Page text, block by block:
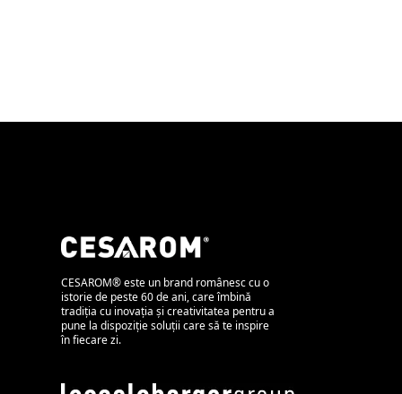
CESAROM® este un brand românesc cu o
istorie de peste 60 de ani, care îmbină
tradiția cu inovația și creativitatea pentru a
pune la dispoziție soluții care să te inspire
în fiecare zi.